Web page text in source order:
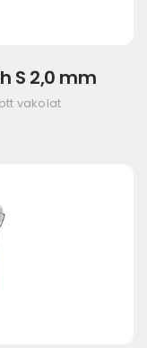
S 2,0 mm
vakolat